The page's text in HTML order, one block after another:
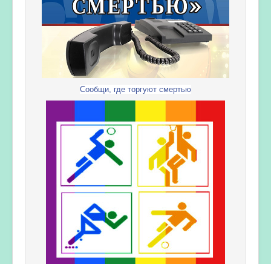
Сообщи, где торгуют смертью